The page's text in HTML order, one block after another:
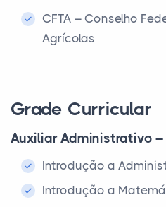
CFTA – Conselho
Agrícolas
Grade Curricular
Auxiliar Administrativo
Introdução a
Introdução a